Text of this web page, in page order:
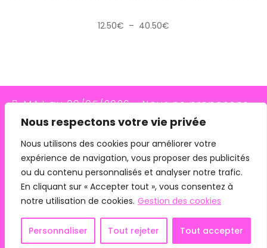
Nous respectons votre vie privée
Nous utilisons des cookies pour améliorer votre
expérience de navigation, vous proposer des publicités
ou du contenu personnalisés et analyser notre trafic.
En cliquant sur « Accepter tout », vous consentez à
notre utilisation de cookies. Gestion des cookies
Personnaliser Tout rejeter Tout accepter
MAJ au 09/05/2026 - Nous ne proposons
plus le transporteur Relais Colis (placés en
redressement judiciaire le 10/03/26, ils
n'assurent plus les livraisons depuis le
07/05/26). Pour les commandes avec
remise en main propre, merci de me
contacter directement.
Ignorer
12.50€ – 40.50€
Copyright 2024 - Phyto Connexion